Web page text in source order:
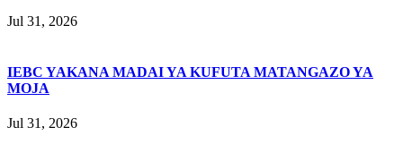
Jul 31, 2026
IEBC YAKANA MADAI YA KUFUTA MATANGAZO YA
MOJA
Jul 31, 2026